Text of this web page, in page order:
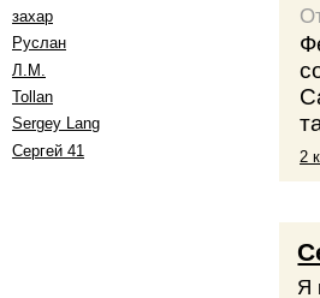
захар
Руслан
Л.М.
Tollan
Sergey Lang
Сергей 41
2
Я